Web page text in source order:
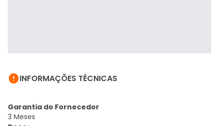
INFORMAÇÕES TÉCNICAS
Garantia do Fornecedor
3 Meses